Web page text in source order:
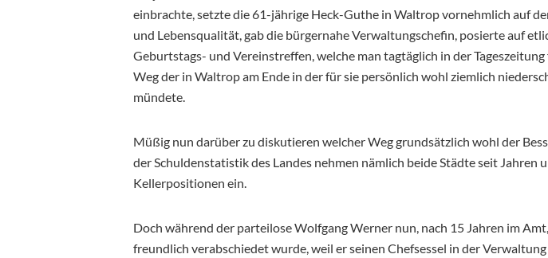
einbrachte, setzte die 61-jährige Heck-Guthe in Waltrop vornehmlich auf
und Lebensqualität, gab die bürgernahe Verwaltungschefin, posierte auf
Geburtstags- und Vereinstreffen, welche man tagtäglich in der
Weg der in Waltrop am Ende in der für sie persönlich wohl ziemlich
mündete.
Müßig nun darüber zu diskutieren welcher Weg grundsätzlich wohl der
der Schuldenstatistik des Landes nehmen nämlich beide Städte seit Jahren
Kellerpositionen ein.
Doch während der parteilose Wolfgang Werner nun, nach 15 Jahren im
freundlich verabschiedet wurde, weil er seinen Chefsessel in der